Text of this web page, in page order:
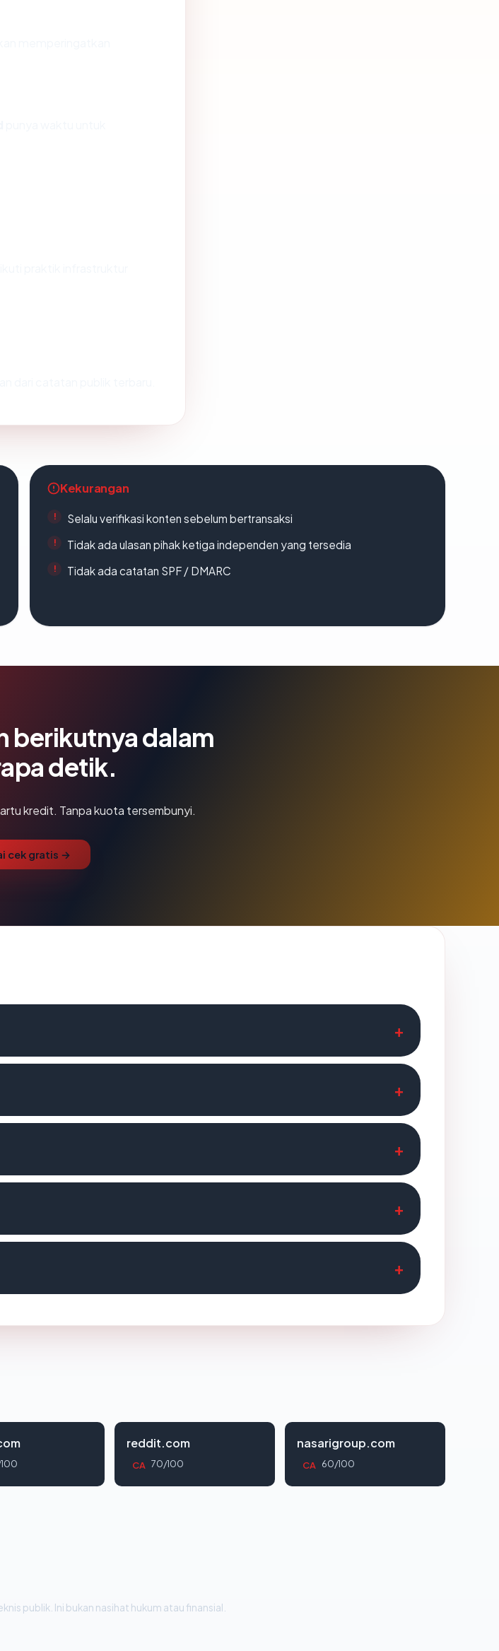
Kekurangan
Selalu verifikasi konten sebelum bertransaksi
Tidak ada ulasan pihak ketiga independen yang tersedia
Tidak ada catatan SPF / DMARC
berikutnya dalam
detik.
kredit. Tanpa kuota tersembunyi.
cek gratis →
reddit.com
CA 70/100
nasarigroup.com
CA 60/100
publik. Ini bukan nasihat hukum atau finansial.